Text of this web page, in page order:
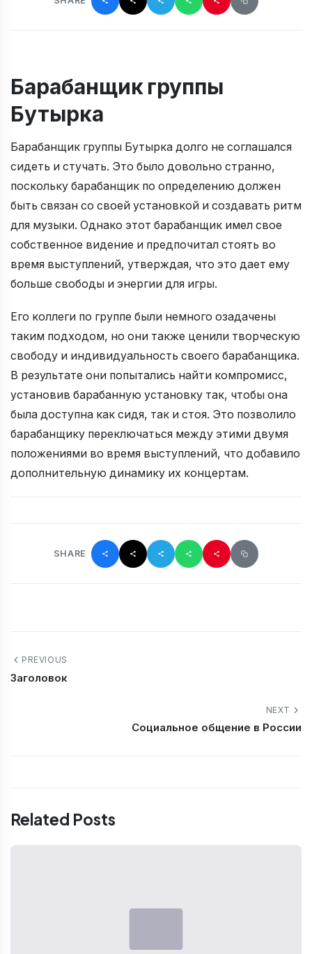
Барабанщик группы
Бутырка
Барабанщик группы Бутырка долго не соглашался
сидеть и стучать. Это было довольно странно,
поскольку барабанщик по определению должен
быть связан со своей установкой и создавать ритм
для музыки. Однако этот барабанщик имел свое
собственное видение и предпочитал стоять во
время выступлений, утверждая, что это дает ему
больше свободы и энергии для игры.
Его коллеги по группе были немного озадачены
таким подходом, но они также ценили творческую
свободу и индивидуальность своего барабанщика.
В результате они попытались найти компромисс,
установив барабанную установку так, чтобы она
была доступна как сидя, так и стоя. Это позволило
барабанщику переключаться между этими двумя
положениями во время выступлений, что добавило
дополнительную динамику их концертам.
SHARE
PREVIOUS
Заголовок
NEXT
Социальное общение в России
Related Posts